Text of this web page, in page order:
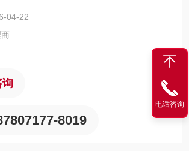
可以通过获取形状、位置与尺寸数据，用于实
能传感器。
04-22
询
8019
电话咨询